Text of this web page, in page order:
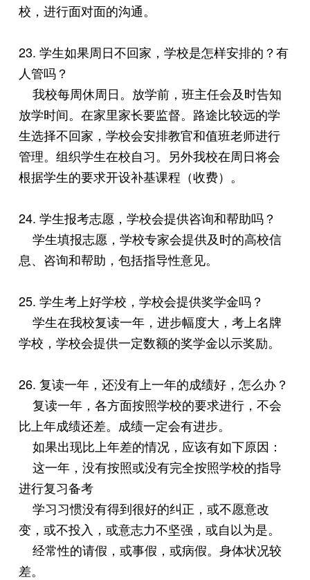
校，进行面对面的沟通。
23. 学生如果周日不回家，学校是怎样安排的？有
人管吗？
我校每周休周日。放学前，班主任会及时告知
放学时间。在家里家长要监督。路途比较远的学
生选择不回家，学校会安排教官和值班老师进行
管理。组织学生在校自习。另外我校在周日将会
根据学生的要求开设补基课程（收费）。
24. 学生报考志愿，学校会提供咨询和帮助吗？
学生填报志愿，学校专家会提供及时的高校信
息、咨询和帮助，包括指导性意见。
25. 学生考上好学校，学校会提供奖学金吗？
学生在我校复读一年，进步幅度大，考上名牌
学校，学校会提供一定数额的奖学金以示奖励。
26. 复读一年，还没有上一年的成绩好，怎么办？
复读一年，各方面按照学校的要求进行，不会
比上年成绩还差。成绩一定会有进步。
如果出现比上年差的情况，应该有如下原因：
这一年，没有按照或没有完全按照学校的指导
进行复习备考
学习习惯没有得到很好的纠正，或不愿意改
变，或不投入，或意志力不坚强，或自以为是。
经常性的请假，或事假，或病假。身体状况较
差。